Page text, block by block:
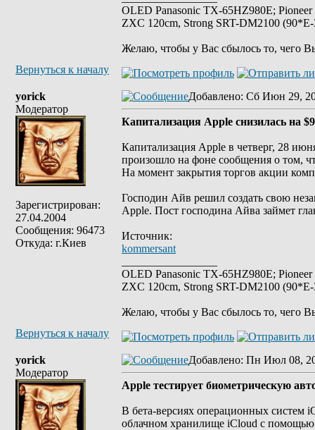
OLED Panasonic TX-65HZ980E;
ZXC 120cm, Strong SRT-DM2100
Желаю, чтобы у Вас сбылось то, чего
Вернуться к началу
yorick
Модератор
Зарегистрирован:
27.04.2004
Сообщения: 96473
Откуда: г.Киев
Добавлено: Сб Июн 29,
Капитализация Apple снизилась на
Капитализация Apple в четверг, 28
произошло на фоне сообщения о том,
На момент закрытия торгов акции
Господин Айв решил создать свою
Apple. Пост господина Айва займет
Источник:
kommersant
OLED Panasonic TX-65HZ980E;
ZXC 120cm, Strong SRT-DM2100
Желаю, чтобы у Вас сбылось то, чего
Вернуться к началу
yorick
Модератор
Добавлено: Пн Июл 08,
Apple тестирует биометрическую
В бета-версиях операционных систем
облачном хранилище iCloud с